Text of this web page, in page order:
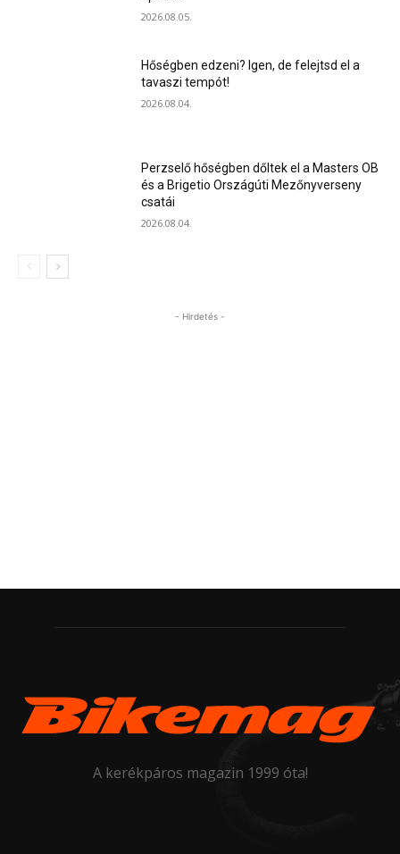
2026.08.05.
Hőségben edzeni? Igen, de felejtsd el a
tavaszi tempót!
2026.08.04.
Perzselő hőségben dőltek el a Masters OB
és a Brigetio Országúti Mezőnyverseny
csatái
2026.08.04.
- Hirdetés -
A kerékpáros magazin 1999 óta!